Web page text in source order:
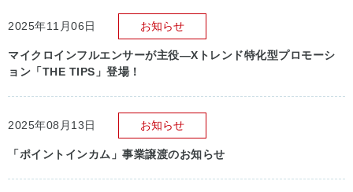
2025年11月06日 お知らせ
マイクロインフルエンサーが主役―Xトレンド特化型プロモーシ
ョン「THE TIPS」登場！
2025年08月13日 お知らせ
「ポイントインカム」事業譲渡のお知らせ